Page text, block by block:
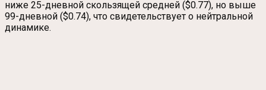
ниже 25-дневной скользящей средней ($0.77), но выше
99-дневной ($0.74), что свидетельствует о нейтральной
динамике.